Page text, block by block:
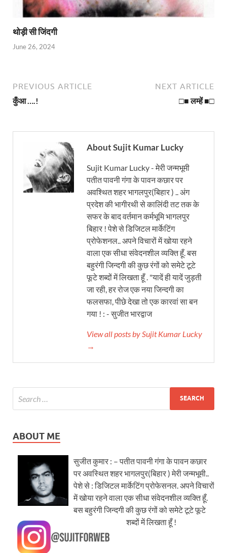
थोड़ी सी जिंदगी
June 26, 2024
PREVIOUS ARTICLE
कुँआ ….!
NEXT ARTICLE
□■ लम्हें ■□
About Sujit Kumar Lucky
Sujit Kumar Lucky - मेरी जन्मभूमी
पतीत पावनी गंगा के पावन कछार पर
अवश्थित शहर भागलपुर(बिहार ) .. अंग
प्रदेश की भागीरथी से कालिंदी तट तक के
सफर के बाद वर्तमान कर्मभूमि भागलपुर
बिहार ! पेशे से डिजिटल मार्केटिंग
प्रोफेशनल.. अपने विचारों में खोया रहने
वाला एक सीधा संवेदनशील व्यक्ति हूँ. बस
बहुरंगी जिन्दगी की कुछ रंगों को समेटे टूटे
फूटे शब्दों में लिखता हूँ . "यादें ही यादें जुड़ती
जा रही, हर रोज एक नया जिन्दगी का
फलसफा, पीछे देखा तो एक कारवां सा बन
गया ! : - सुजीत भारद्वाज
View all posts by Sujit Kumar Lucky
→
ABOUT ME
सुजीत कुमार : – पतीत पावनी गंगा के पावन कछार
पर अवस्थित शहर भागलपुर(बिहार ) मेरी जन्मभूमी..
पेशे से : डिजिटल मार्केटिंग प्रोफेसनल. अपने विचारों
में खोया रहने वाला एक सीधा संवेदनशील व्यक्ति हूँ.
बस बहुरंगी जिन्दगी की कुछ रंगों को समेटे टूटे फूटे
शब्दों में लिखता हूँ !